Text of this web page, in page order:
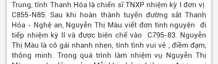
Trung, tỉnh Thanh Hóa là chiến sĩ TNXP nhiệm kỳ I đơn vị
C855-N85. Sau khi hoàn thành tuyến đường sắt Thanh
Hóa - Nghệ an, Nguyễn Thị Màu viết đơn tình nguyện đi
tiếp nhiệm kỳ II và được biên chế vào C795-83. Nguyễn
Thị Màu là cô gái nhanh nhẹn, tính tình vui vẻ , điềm đạm,
thông minh. Trong quá trình làm nhiệm vụ Nguyễn Thị